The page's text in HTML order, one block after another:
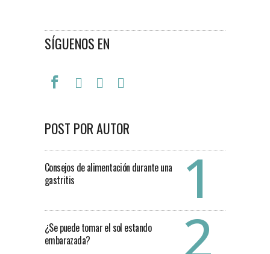
SÍGUENOS EN
POST POR AUTOR
Consejos de alimentación durante una
gastritis
¿Se puede tomar el sol estando
embarazada?